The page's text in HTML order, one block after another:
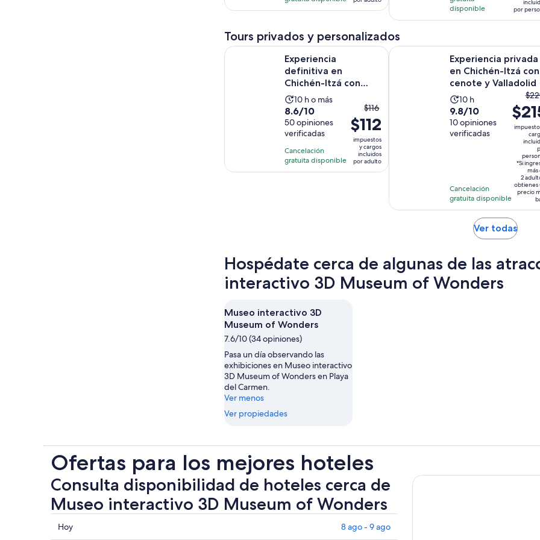
opiniones
$119.
adulto
opiniones
disponible
y
es
$266
por
por
Tours privados y personalizados
Experiencia
definitiva en
Chichén-Itzá con
cenote y Valladolid
La
actividad
dura
10
horas
10 h o más
8.6
de
10
con
50
opiniones
8.6/10
50 opiniones
verificadas
Cancelación
gratuita disponible
El
precio
anterior
era
$116
y
$116
$112
impuestos
y cargos
incluidos
por adulto
Experiencia definitiva en Chichén-Itzá con cenote y Valladolid Se abrirá
Experiencia privada
en Chichén-Itzá con
cenote y Valladolid
La
actividad
dura
10
10 h
9.8
de
10
9.8/10
10 opiniones
verificadas
Cancelación
gratuita disponible
El
era
y
el
es
*Si
más
2
obtienes
precio
Experiencia privada en Chichén-
Ver todasSe
una
Hospédate cerca de algunas de las
interactivo 3D Museum of Wonders
Museo interactivo 3D
Museum of Wonders
7.6/10 (34 opiniones)
Pasa un día observando las
exhibiciones en Museo interactivo
3D Museum of Wonders en Playa
del Carmen.
Ver menos
Ver propiedades
Ofertas para los mejores hoteles
Consulta disponibilidad de hoteles cerca de
Museo interactivo 3D Museum of Wonders
Consultar
Hoy 8 ago - 9 ago